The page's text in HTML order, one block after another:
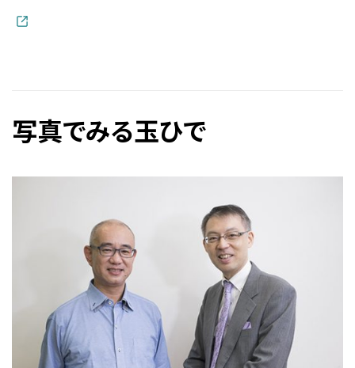
写真でみる玉ひで